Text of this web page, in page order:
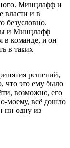
Минцлафф и
власти и в
безусловно.
и Минцлафф
в команде, и он
в таких
решений,
что это ему было
возможно, его
моему, всё дошло
ни одну из